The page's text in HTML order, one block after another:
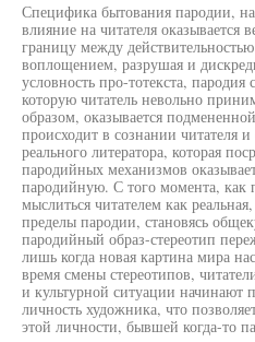
Специфика бытования пародии,
влияние на читателя оказывается
границу между
воплощением, разрушая и
условность про-тотекста, пародия
которую читатель невольно
образом, оказывается
происходит в сознании читателя
реального литератора, которая
пародийных механизмов
пародийную. С того момента, как
мыслиться читателем как
пределы пародии, становясь
пародийный образ-стереотип
лишь когда новая картина мира
время смены стереотипов,
и культурной ситуации начинают
личность художника, что
этой личности, бывшей когда-то